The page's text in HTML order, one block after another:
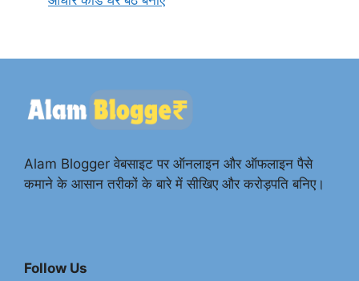
Alam Blogger वेबसाइट पर ऑनलाइन और ऑफलाइन पैसे
कमाने के आसान तरीकों के बारे में सीखिए और करोड़पति बनिए।
Follow Us